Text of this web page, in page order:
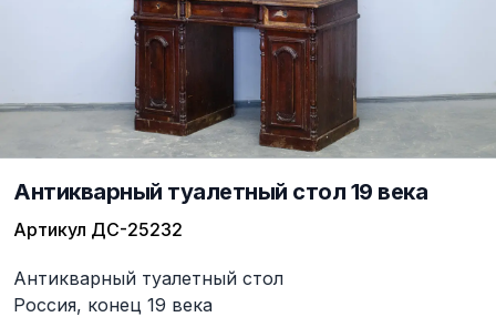
Антикварный туалетный стол 19 века
Артикул ДС-25232
Описание
Антикварный туалетный стол
Россия, конец 19 века